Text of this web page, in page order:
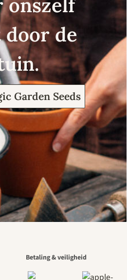
onszelf
de
Garden Seeds
Betaling & veiligheid